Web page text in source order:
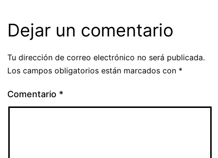
Dejar un comentario
Tu dirección de correo electrónico no será publicada.
Los campos obligatorios están marcados con *
Comentario *